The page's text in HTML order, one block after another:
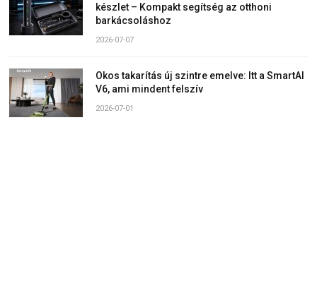
készlet – Kompakt segítség az otthoni
barkácsoláshoz
2026-07-07
Okos takarítás új szintre emelve: Itt a SmartAI
V6, ami mindent felszív
2026-07-01